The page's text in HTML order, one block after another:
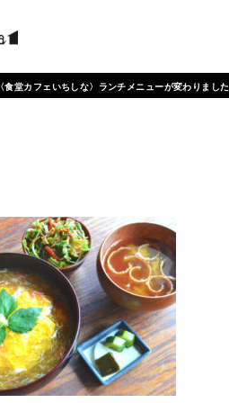
〈食堂カフェいちしな〉ランチメニューが変わりました